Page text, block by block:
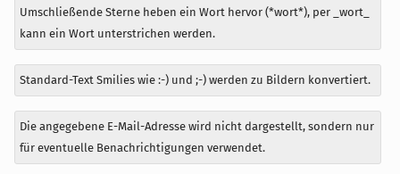
Umschließende Sterne heben ein Wort hervor (*wort*), per _wort_
kann ein Wort unterstrichen werden.
Standard-Text Smilies wie :-) und ;-) werden zu Bildern konvertiert.
Die angegebene E-Mail-Adresse wird nicht dargestellt, sondern nur
für eventuelle Benachrichtigungen verwendet.